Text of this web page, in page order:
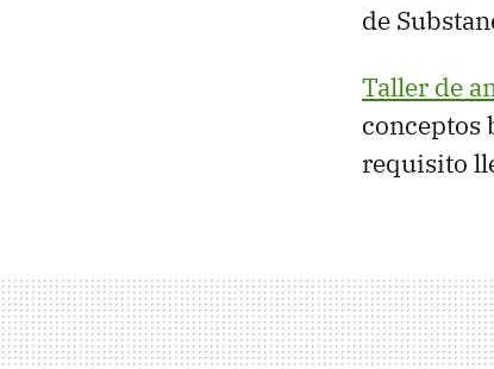
de
Taller de
conceptos
requisito